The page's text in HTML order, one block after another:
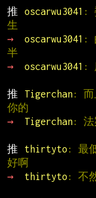
推
oscarwu3041 :
生
→
oscarwu3041 :
半
→
oscarwu3041 :
推
Tigerchan: 而
你的
→
Tigerchan: 法
推
thirtyto : 最
好啊
→
thirtyto : 不